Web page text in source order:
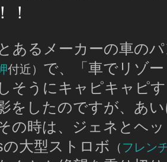
！
あるメーカーの車の
付近） で、「車でリゾ
そうにキャピキャピ
をしたのですが、あ
の時は、ジェネとヘ
大型ストロボ （ フレン